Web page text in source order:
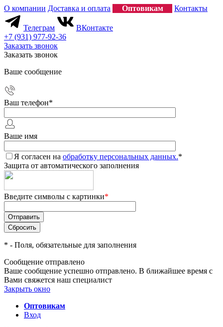
О компании Доставка и оплата Оптовикам Контакты
Телеграм
ВКонтакте
+7 (931) 977-92-36
Заказать звонок
Заказать звонок
Ваше сообщение
Ваш телефон*
Ваше имя
Я согласен на обработку персональных данных.*
Защита от автоматического заполнения
Введите символы с картинки*
* - Поля, обязательные для заполнения
Сообщение отправлено
Ваше сообщение успешно отправлено. В ближайшее время с
Вами свяжется наш специалист
Закрыть окно
Оптовикам
Вход